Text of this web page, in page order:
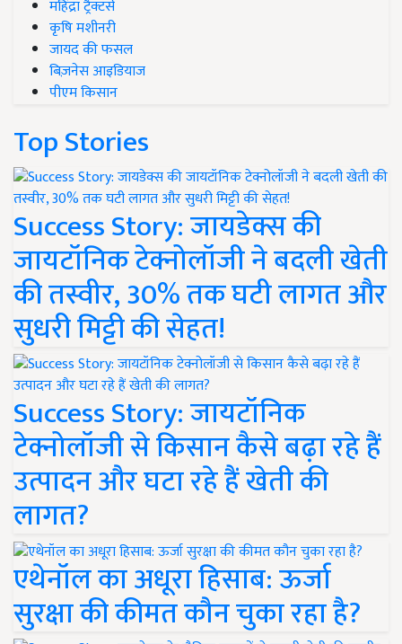
महिंद्रा ट्रैक्टर्स
कृषि मशीनरी
जायद की फसल
बिज़नेस आइडियाज
पीएम किसान
Top Stories
Success Story: जायडेक्स की
जायटॉनिक टेक्नोलॉजी ने बदली खेती
की तस्वीर, 30% तक घटी लागत और
सुधरी मिट्टी की सेहत!
Success Story: जायटॉनिक
टेक्नोलॉजी से किसान कैसे बढ़ा रहे हैं
उत्पादन और घटा रहे हैं खेती की
लागत?
एथेनॉल का अधूरा हिसाब: ऊर्जा
सुरक्षा की कीमत कौन चुका रहा है?